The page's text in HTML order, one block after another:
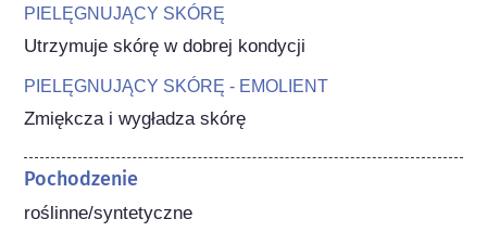
PIELĘGNUJĄCY SKÓRĘ
Utrzymuje skórę w dobrej kondycji
PIELĘGNUJĄCY SKÓRĘ - EMOLIENT
Zmiękcza i wygładza skórę
Pochodzenie
roślinne/syntetyczne